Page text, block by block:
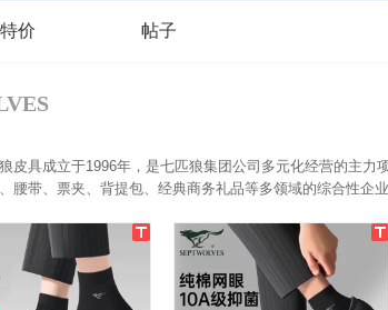
特价 帖子
皮具成立于1996年，是七匹狼集团公司多元化经营的主力
腰带、票夹、背提包、经典商务礼品等多领域的综合性企